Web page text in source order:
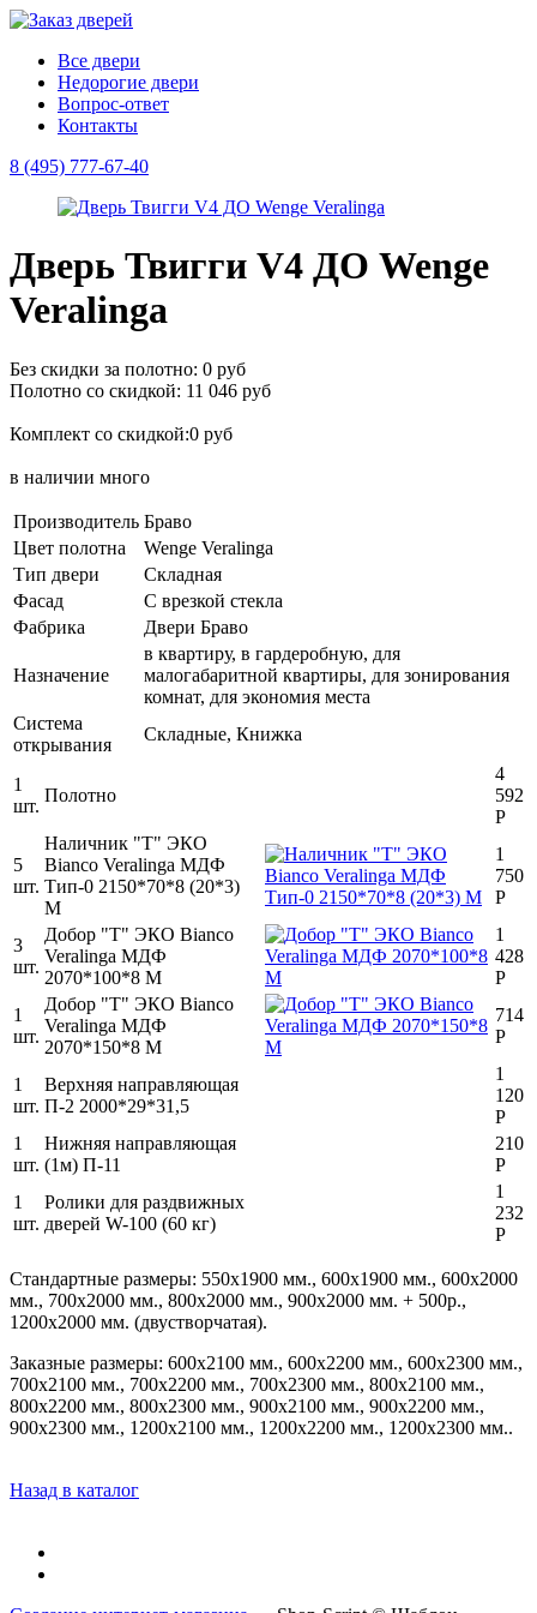
Все двери
Недорогие двери
Вопрос-ответ
Контакты
8 (495) 777-67-40
Дверь Твигги V4 ДО Wenge
Veralinga
Без скидки за полотно: 0 руб
Полотно со скидкой: 11 046 руб
Комплект со скидкой:0 руб
в наличии много
Производитель Браво
Цвет полотна
Wenge Veralinga
Тип двери
Складная
Фасад
С врезкой стекла
Фабрика
Двери Браво
Назначение
в квартиру, в гардеробную, для
малогабаритной квартиры, для зонирования
комнат, для экономия места
Система
открывания
Складные, Книжка
1
шт.
Полотно
4
592
Р
5
шт.
Наличник "Т" ЭКО
Bianco Veralinga МДФ
Тип-0 2150*70*8 (20*3)
M
1
750
Р
3
шт.
Добор "Т" ЭКО Bianco
Veralinga МДФ
2070*100*8 M
1
428
Р
1
шт.
Добор "Т" ЭКО Bianco
Veralinga МДФ
2070*150*8 M
714
Р
1
шт.
Верхняя направляющая
П-2 2000*29*31,5
1
120
Р
1
шт.
Нижняя направляющая
(1м) П-11
210
Р
1
шт.
Ролики для раздвижных
дверей W-100 (60 кг)
1
232
Р
Стандартные размеры: 550х1900 мм., 600х1900 мм., 600х2000
мм., 700х2000 мм., 800х2000 мм., 900х2000 мм. + 500р.,
1200х2000 мм. (двустворчатая).
Заказные размеры: 600х2100 мм., 600х2200 мм., 600х2300 мм.,
700х2100 мм., 700х2200 мм., 700х2300 мм., 800х2100 мм.,
800х2200 мм., 800х2300 мм., 900х2100 мм., 900х2200 мм.,
900х2300 мм., 1200х2100 мм., 1200х2200 мм., 1200х2300 мм..
Назад в каталог